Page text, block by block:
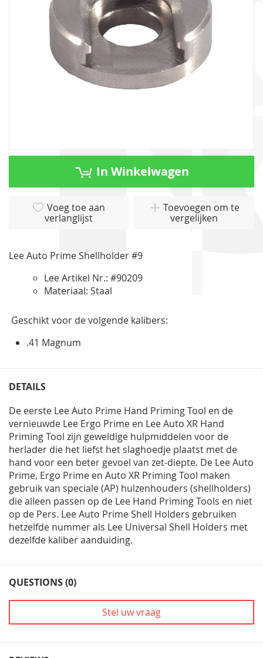
Ga
In Winkelwagen
Voeg toe aan
verlanglijst
Toevoegen om te
vergelijken
Lee Auto Prime Shellholder #9
Lee Artikel Nr.: #90209
Materiaal: Staal
Geschikt voor de volgende kalibers:
.41 Magnum
DETAILS
De eerste Lee Auto Prime Hand Priming Tool en de
vernieuwde Lee Ergo Prime en Lee Auto XR Hand
Priming Tool zijn geweldige hulpmiddelen voor de
herlader die het liefst het slaghoedje plaatst met de
hand voor een beter gevoel van zet-diepte. De Lee Auto
Prime, Ergo Prime en Auto XR Priming Tool maken
gebruik van speciale (AP) hulzenhouders (shellholders)
die alleen passen op de Lee Hand Priming Tools en niet
op de Pers. Lee Auto Prime Shell Holders gebruiken
hetzelfde nummer als Lee Universal Shell Holders met
dezelfde kaliber aanduiding.
QUESTIONS (0)
Stel uw vraag